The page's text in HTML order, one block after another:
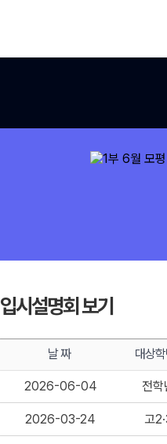
입시설명회 보기
날 짜 대상
2026-06-04 전학
2026-03-24 고